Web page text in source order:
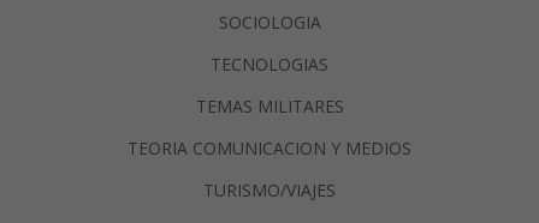
SOCIOLOGIA
TECNOLOGIAS
TEMAS MILITARES
TEORIA COMUNICACION Y MEDIOS
TURISMO/VIAJES